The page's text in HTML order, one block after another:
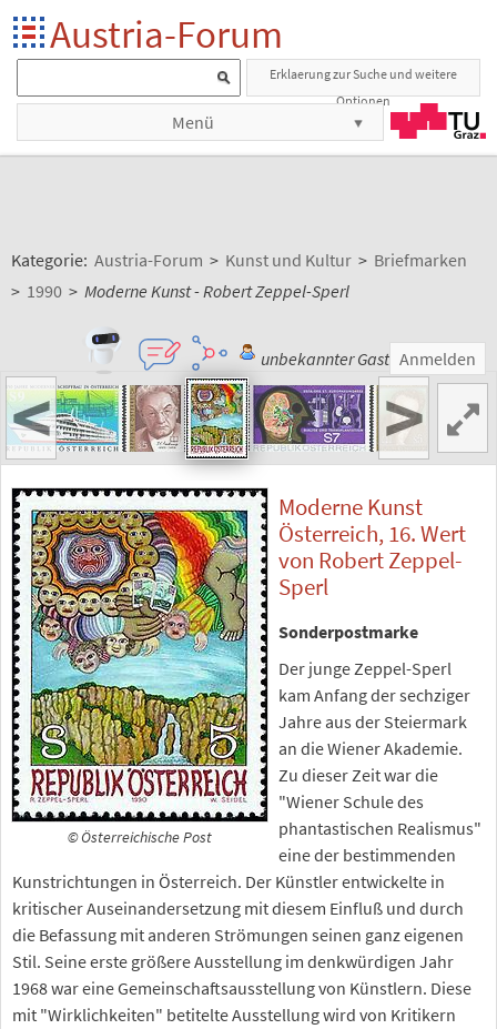
Austria-Forum
Erklaerung zur Suche und weitere
Optionen
Menü
Kategorie: Austria-Forum > Kunst und Kultur > Briefmarken
> 1990 > Moderne Kunst - Robert Zeppel-Sperl
unbekannter Gast Anmelden
< >
© Österreichische Post
Moderne Kunst
Österreich, 16. Wert
von Robert Zeppel-
Sperl
Sonderpostmarke
Der junge Zeppel-Sperl
kam Anfang der sechziger
Jahre aus der Steiermark
an die Wiener Akademie.
Zu dieser Zeit war die
"Wiener Schule des
phantastischen Realismus"
eine der bestimmenden
Kunstrichtungen in Österreich. Der Künstler entwickelte in
kritischer Auseinandersetzung mit diesem Einfluß und durch
die Befassung mit anderen Strömungen seinen ganz eigenen
Stil. Seine erste größere Ausstellung im denkwürdigen Jahr
1968 war eine Gemeinschaftsausstellung von Künstlern. Diese
mit "Wirklichkeiten" betitelte Ausstellung wird von Kritikern